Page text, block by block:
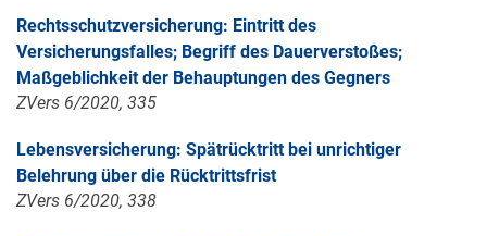
Rechtsschutzversicherung: Eintritt des
Versicherungsfalles; Begriff des Dauerverstoßes;
Maßgeblichkeit der Behauptungen des Gegners
ZVers 6/2020, 335
Lebensversicherung: Spätrücktritt bei unrichtiger
Belehrung über die Rücktrittsfrist
ZVers 6/2020, 338